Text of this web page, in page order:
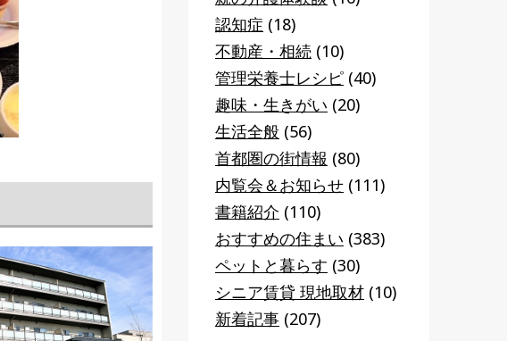
認知症 (18)
不動産・相続 (10)
管理栄養士レシピ (40)
趣味・生きがい (20)
生活全般 (56)
首都圏の街情報 (80)
内覧会＆お知らせ (111)
書籍紹介 (110)
おすすめの住まい (383)
ペットと暮らす (30)
シニア賃貸 現地取材 (10)
新着記事 (207)